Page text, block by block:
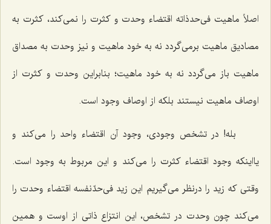
اصلاً ماهیت فی‌حدذاته اقتضاء وحدت و کثرت را نمی‌کند، کثرت به
مصادیق ماهیت برمی‌گردد نه به خود ماهیت و نیز وحدت به مصداق
ماهیت باز می‌گردد نه به خود ماهیت؛ بنابراین وحدت و کثرت از
اوصاف ماهیت نیستند بلکه از اوصاف وجود است.
بله! در تشخص وجودی، وجود آن اقتضاء واحد را می‌کند و
یااینکه وجود اقتضاء کثرت را می‌کند و این مربوط به وجود است.
وقتی که زید را درنظر می‌گیریم این زید فی‌حدّنفسه اقتضاء وحدت را
می‌کند چون وحدت در تشخص، این انتزاع ذاتی از اوست و همین